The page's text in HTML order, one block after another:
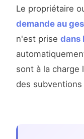
Le propriétaire
demande au
n'est prise dans
sont à la charge
des